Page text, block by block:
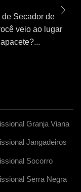
Secador de
veio ao lugar
Granja Viana
Jangadeiros
Socorro
Serra Negra